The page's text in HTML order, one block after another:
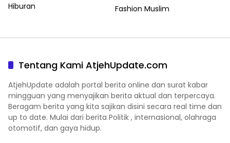
Hiburan
Fashion Muslim
Tentang Kami AtjehUpdate.com
AtjehUpdate adalah portal berita online dan surat kabar
mingguan yang menyajikan berita aktual dan terpercaya.
Beragam berita yang kita sajikan disini secara real time dan
up to date. Mulai dari berita Politik , internasional, olahraga
otomotif, dan gaya hidup.